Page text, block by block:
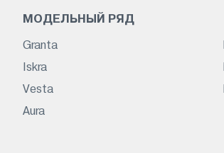
МОДЕЛЬНЫЙ РЯД
Granta
Iskra
Vesta
Aura